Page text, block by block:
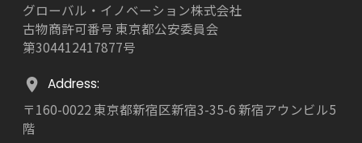
グローバル・イノベーション株式会社
古物商許可番号 東京都公安委員会
第304412417877号
Address:
〒160-0022 東京都新宿区新宿3-35-6 新宿アウンビル5
階